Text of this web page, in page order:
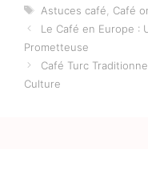
Étiquettes
Astuces café
Café
Le Café en Europe :
Prometteuse
Café Turc
Culture